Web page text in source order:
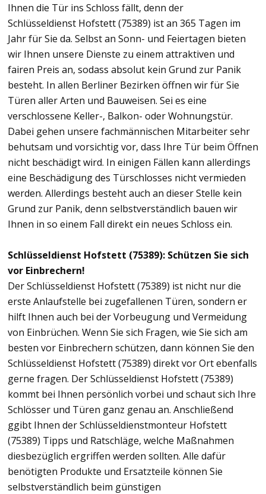
Ihnen die Tür ins Schloss fällt, denn der
Schlüsseldienst Hofstett (75389) ist an 365 Tagen im
Jahr für Sie da. Selbst an Sonn- und Feiertagen bieten
wir Ihnen unsere Dienste zu einem attraktiven und
fairen Preis an, sodass absolut kein Grund zur Panik
besteht. In allen Berliner Bezirken öffnen wir für Sie
Türen aller Arten und Bauweisen. Sei es eine
verschlossene Keller-, Balkon- oder Wohnungstür.
Dabei gehen unsere fachmännischen Mitarbeiter sehr
behutsam und vorsichtig vor, dass Ihre Tür beim Öffnen
nicht beschädigt wird. In einigen Fällen kann allerdings
eine Beschädigung des Türschlosses nicht vermieden
werden. Allerdings besteht auch an dieser Stelle kein
Grund zur Panik, denn selbstverständlich bauen wir
Ihnen in so einem Fall direkt ein neues Schloss ein.
Schlüsseldienst Hofstett (75389): Schützen Sie sich
vor Einbrechern!
Der Schlüsseldienst Hofstett (75389) ist nicht nur die
erste Anlaufstelle bei zugefallenen Türen, sondern er
hilft Ihnen auch bei der Vorbeugung und Vermeidung
von Einbrüchen. Wenn Sie sich Fragen, wie Sie sich am
besten vor Einbrechern schützen, dann können Sie den
Schlüsseldienst Hofstett (75389) direkt vor Ort ebenfalls
gerne fragen. Der Schlüsseldienst Hofstett (75389)
kommt bei Ihnen persönlich vorbei und schaut sich Ihre
Schlösser und Türen ganz genau an. Anschließend
ggibt Ihnen der Schlüsseldienstmonteur Hofstett
(75389) Tipps und Ratschläge, welche Maßnahmen
diesbezüglich ergriffen werden sollten. Alle dafür
benötigten Produkte und Ersatzteile können Sie
selbstverständlich beim günstigen